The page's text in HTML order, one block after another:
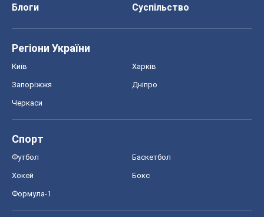
Блоги
Суспільство
Регіони України
Київ Харків
Запоріжжя Дніпро
Черкаси
Спорт
Футбол Баскетбол
Хокей Бокс
Формула-1